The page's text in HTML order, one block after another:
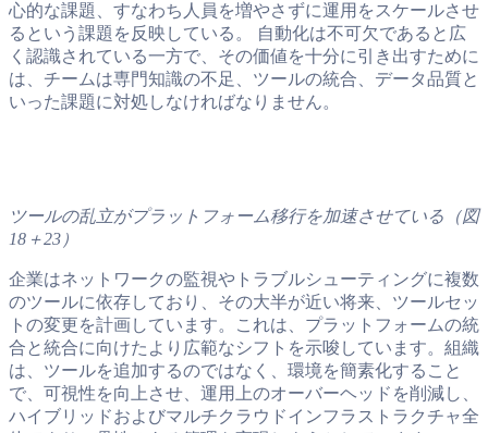
心的な課題、すなわち人員を増やさずに運用をスケールさせ
るという課題を反映している。 自動化は不可欠であると広
く認識されている一方で、その価値を十分に引き出すために
は、チームは専門知識の不足、ツールの統合、データ品質と
いった課題に対処しなければなりません。
ツールの乱立がプラットフォーム移行を加速させている（図
18＋23）
企業はネットワークの監視やトラブルシューティングに複数
のツールに依存しており、その大半が近い将来、ツールセッ
トの変更を計画しています。これは、プラットフォームの統
合と統合に向けたより広範なシフトを示唆しています。組織
は、ツールを追加するのではなく、環境を簡素化すること
で、可視性を向上させ、運用上のオーバーヘッドを削減し、
ハイブリッドおよびマルチクラウドインフラストラクチャ全